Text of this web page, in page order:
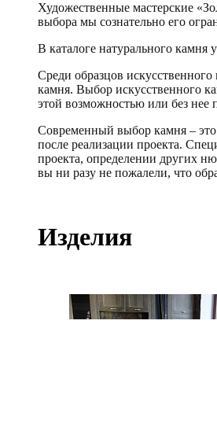
Художественные мастерские
выбора мы сознательно его
В каталоге натурального камня
Среди образцов
камня. Выбор искусственного
этой возможностью или без нее
Современный выбор камня – это
после реализации проекта.
проекта, определении других
вы ни разу не пожалели, что
Изделия